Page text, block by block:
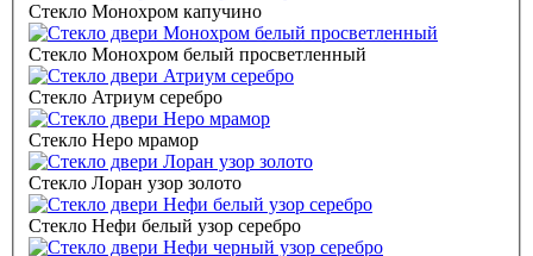
Стекло Монохром капучино
Стекло Монохром белый просветленный
Стекло Атриум серебро
Стекло Неро мрамор
Стекло Лоран узор золото
Стекло Нефи белый узор серебро